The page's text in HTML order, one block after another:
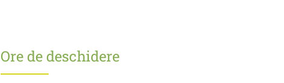
Ore de deschidere